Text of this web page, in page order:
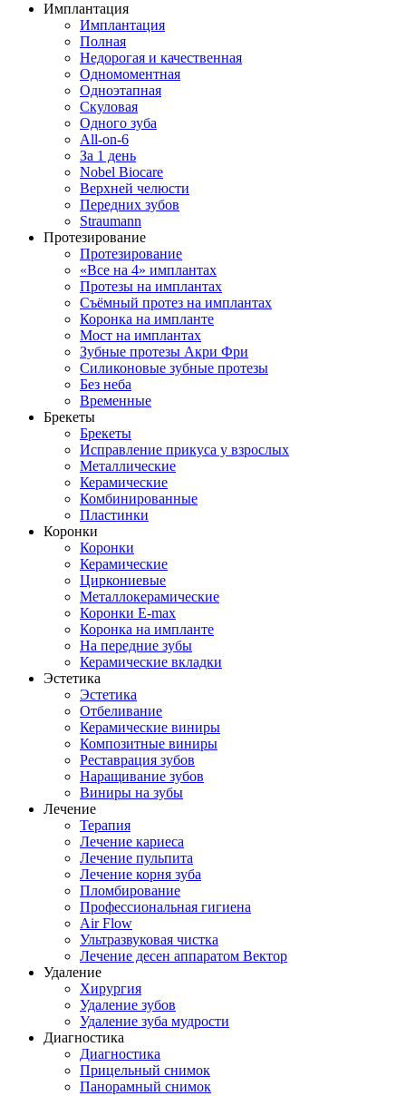
Имплантация
Имплантация
Полная
Недорогая и качественная
Одномоментная
Одноэтапная
Скуловая
Одного зуба
All-on-6
За 1 день
Nobel Biocare
Верхней челюсти
Передних зубов
Straumann
Протезирование
Протезирование
«Все на 4» имплантах
Протезы на имплантах
Съёмный протез на имплантах
Коронка на импланте
Мост на имплантах
Зубные протезы Акри Фри
Силиконовые зубные протезы
Без неба
Временные
Брекеты
Брекеты
Исправление прикуса у взрослых
Металлические
Керамические
Комбинированные
Пластинки
Коронки
Коронки
Керамические
Циркониевые
Металлокерамические
Коронки E-max
Коронка на импланте
На передние зубы
Керамические вкладки
Эстетика
Эстетика
Отбеливание
Керамические виниры
Композитные виниры
Реставрация зубов
Наращивание зубов
Виниры на зубы
Лечение
Терапия
Лечение кариеса
Лечение пульпита
Лечение корня зуба
Пломбирование
Профессиональная гигиена
Air Flow
Ультразвуковая чистка
Лечение десен аппаратом Вектор
Удаление
Хирургия
Удаление зубов
Удаление зуба мудрости
Диагностика
Диагностика
Прицельный снимок
Панорамный снимок